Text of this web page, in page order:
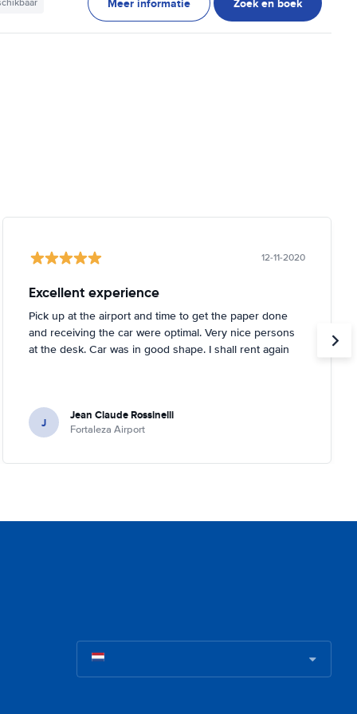
Meer informatie Zoek en boek
12-11-2020
Excellent experience
Pick up at the airport and time to get the paper done
and receiving the car were optimal. Very nice persons
at the desk. Car was in good shape. I shall rent again
J Jean Claude Rossinelli
Fortaleza Airport